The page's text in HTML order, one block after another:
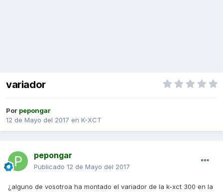
variador
Por pepongar
12 de Mayo del 2017 en K-XCT
pepongar
Publicado 12 de Mayo del 2017
¿alguno de vosotroa ha montado el variador de la k-xct 300 en la